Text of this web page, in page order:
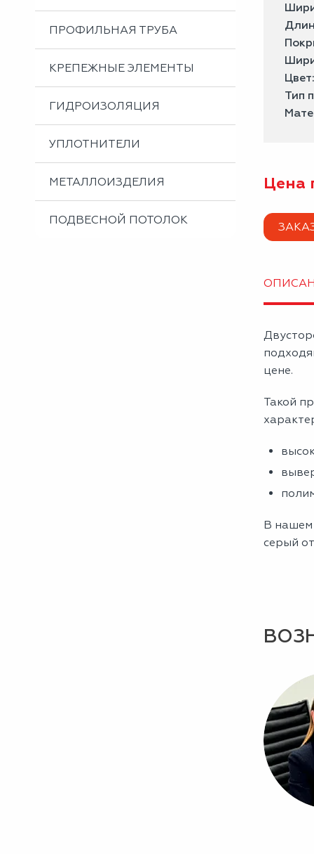
ПРОФИЛЬНАЯ ТРУБА
КРЕПЕЖНЫЕ ЭЛЕМЕНТЫ
ГИДРОИЗОЛЯЦИЯ
УПЛОТНИТЕЛИ
МЕТАЛЛОИЗДЕЛИЯ
ПОДВЕСНОЙ ПОТОЛОК
Тип
Цена
цене.
Такой
В нашем
серый